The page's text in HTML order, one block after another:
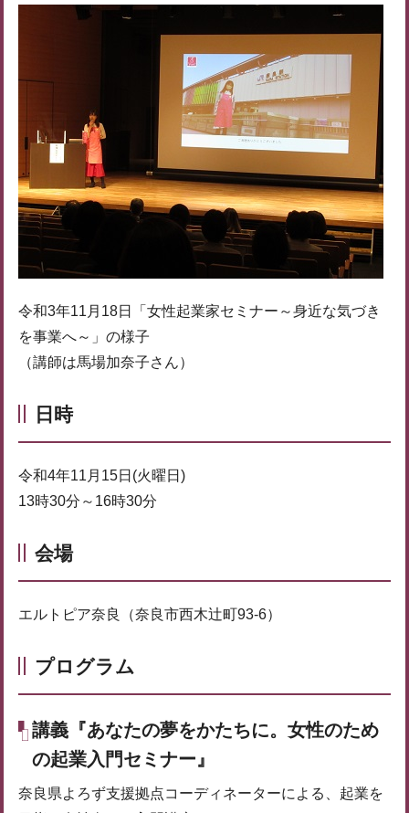
令和3年11月18日「女性起業家セミナー～身近な気づき
を事業へ～」の様子
（講師は馬場加奈子さん）
日時
令和4年11月15日(火曜日)
13時30分～16時30分
会場
エルトピア奈良（奈良市西木辻町93-6）
プログラム
講義『あなたの夢をかたちに。女性のため
の起業入門セミナー』
奈良県よろず支援拠点コーディネーターによる、起業を